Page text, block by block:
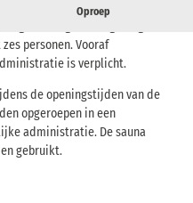
Oproep
van Bielatal -
personen. Vooraf
is verplicht.
de openingstijden van de
opgeroepen in een
administratie. De sauna
gebruikt.